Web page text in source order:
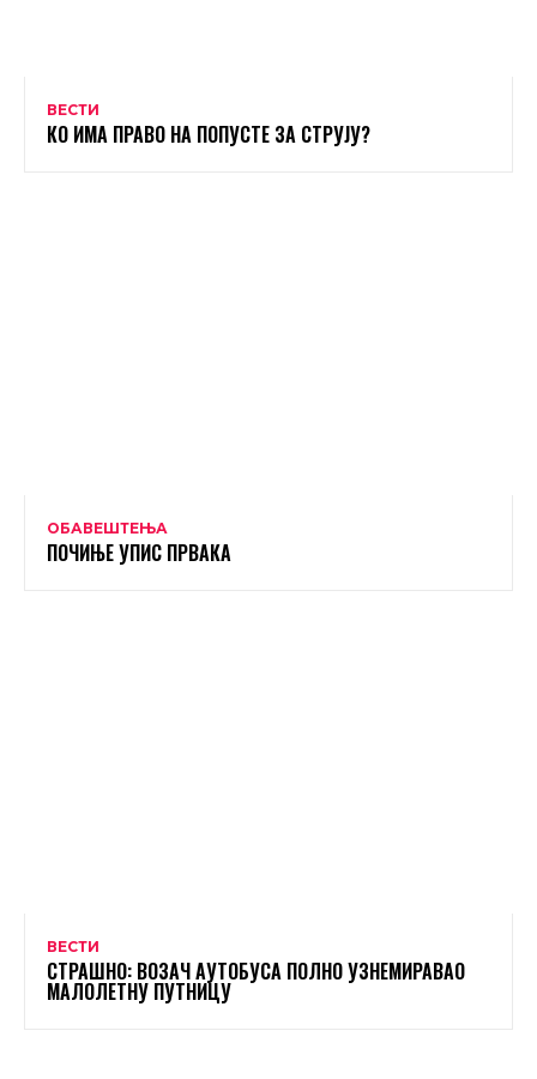
ВЕСТИ
КО ИМА ПРАВО НА ПОПУСТЕ ЗА СТРУЈУ?
ОБАВЕШТЕЊА
ПОЧИЊЕ УПИС ПРВАКА
ВЕСТИ
СТРАШНО: ВОЗАЧ АУТОБУСА ПОЛНО УЗНЕМИРАВАО
МАЛОЛЕТНУ ПУТНИЦУ